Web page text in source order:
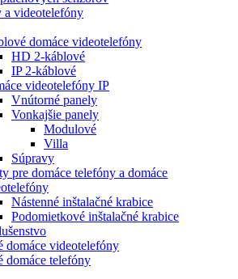
a videotelefóny
domáce videotelefóny
HD 2-káblové
IP 2-káblové
videotelefóny IP
Vnútorné panely
Vonkajšie panely
Modulové
Villa
Súpravy
pre domáce telefóny a domáce
Nástenné inštalačné krabice
Podomietkové inštalačné krabice
domáce videotelefóny
domáce telefóny